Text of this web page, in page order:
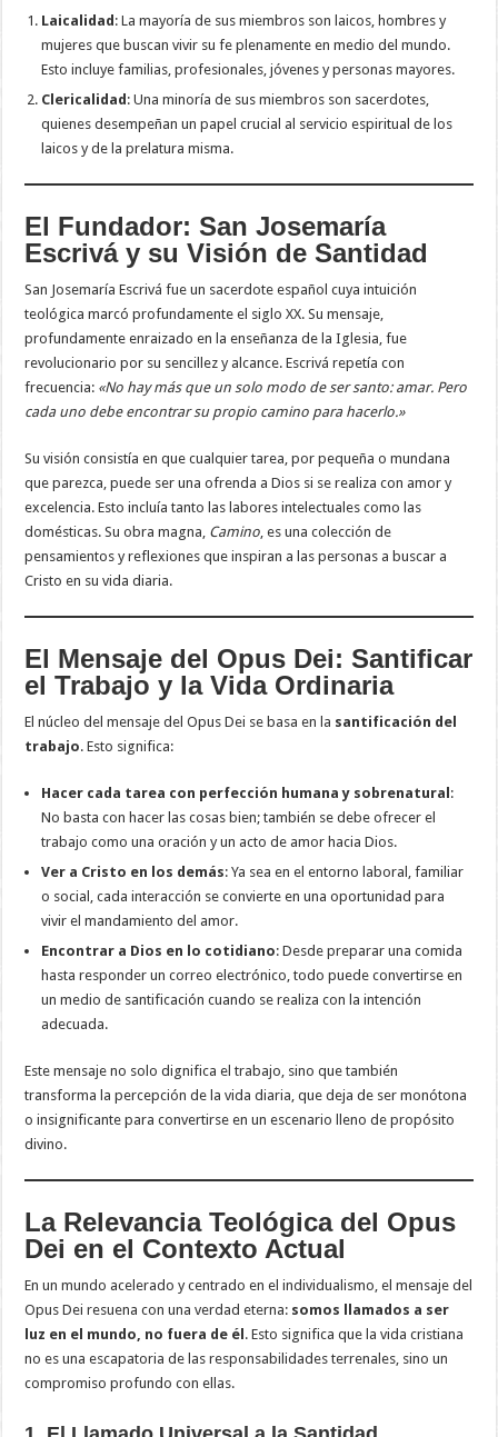
Laicalidad : La mayoría de sus miembros son laicos, hombres y
mujeres que buscan vivir su fe plenamente en medio del mundo.
Esto incluye familias, profesionales, jóvenes y personas mayores.
Clericalidad : Una minoría de sus miembros son sacerdotes,
quienes desempeñan un papel crucial al servicio espiritual de los
laicos y de la prelatura misma.
El Fundador: San Josemaría
Escrivá y su Visión de Santidad
San Josemaría Escrivá fue un sacerdote español cuya intuición
teológica marcó profundamente el siglo XX. Su mensaje,
profundamente enraizado en la enseñanza de la Iglesia, fue
revolucionario por su sencillez y alcance. Escrivá repetía con
frecuencia: «No hay más que un solo modo de ser santo: amar. Pero
cada uno debe encontrar su propio camino para hacerlo.»
Su visión consistía en que cualquier tarea, por pequeña o mundana
que parezca, puede ser una ofrenda a Dios si se realiza con amor y
excelencia. Esto incluía tanto las labores intelectuales como las
domésticas. Su obra magna, Camino, es una colección de
pensamientos y reflexiones que inspiran a las personas a buscar a
Cristo en su vida diaria.
El Mensaje del Opus Dei: Santificar
el Trabajo y la Vida Ordinaria
El núcleo del mensaje del Opus Dei se basa en la santificación del
trabajo. Esto significa:
Hacer cada tarea con perfección humana y sobrenatural :
No basta con hacer las cosas bien; también se debe ofrecer el
trabajo como una oración y un acto de amor hacia Dios.
Ver a Cristo en los demás: Ya sea en el entorno laboral, familiar
o social, cada interacción se convierte en una oportunidad para
vivir el mandamiento del amor.
Encontrar a Dios en lo cotidiano: Desde preparar una comida
hasta responder un correo electrónico, todo puede convertirse en
un medio de santificación cuando se realiza con la intención
adecuada.
Este mensaje no solo dignifica el trabajo, sino que también
transforma la percepción de la vida diaria, que deja de ser monótona
o insignificante para convertirse en un escenario lleno de propósito
divino.
La Relevancia Teológica del Opus
Dei en el Contexto Actual
En un mundo acelerado y centrado en el individualismo, el mensaje del
Opus Dei resuena con una verdad eterna: somos llamados a ser
luz en el mundo, no fuera de él . Esto significa que la vida cristiana
no es una escapatoria de las responsabilidades terrenales, sino un
compromiso profundo con ellas.